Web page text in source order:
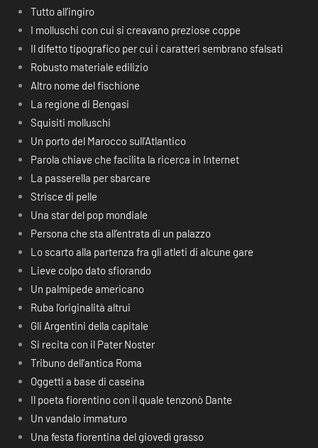
Tutto all’ingiro
I molluschi con cui si creavano preziose coppe
Il difetto tipografico per cui i caratteri sembrano sfalsati
Robusto materiale edilizio
Altro nome del fischione
La regione di Bengasi
Squisiti molluschi
Un porto del Marocco sull’Atlantico
Parola chiave che facilita la ricerca in Internet
La passerella per sbarcare
Strisce di pelle
Una star del pop mondiale
Persona che sta all’entrata di un palazzo
Lo scarto alla partenza fra gli atleti di alcune gare
Lieve colpo dato sfiorando
Un palmipede americano
Ruba l’originalità altrui
Gli Argentini della capitale
Si recita con il Pater Noster
Tribuno dell’antica Roma
Oggetti a base di caseina
Il poeta fiorentino con il quale tenzonò Dante
Un vandalo immaturo
Una festa fiorentina del giovedì grasso